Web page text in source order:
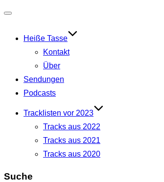
Heiße Tasse
Kontakt
Über
Sendungen
Podcasts
Tracklisten vor 2023
Tracks aus 2022
Tracks aus 2021
Tracks aus 2020
Suche